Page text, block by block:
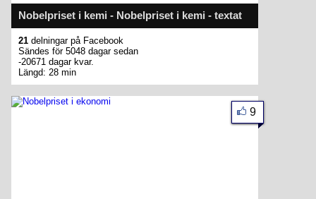
Nobelpriset i kemi - Nobelpriset i kemi - textat
21 delningar på Facebook
Sändes för 5048 dagar sedan
-20671 dagar kvar.
Längd: 28 min
9